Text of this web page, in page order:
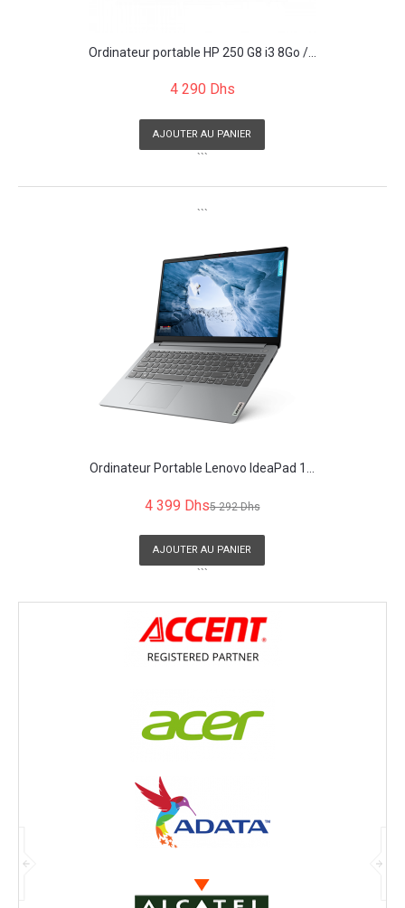
Ordinateur portable HP 250 G8 i3 8Go /...
4 290 Dhs
AJOUTER AU PANIER
```
```
Ordinateur Portable Lenovo IdeaPad 1...
4 399 Dhs5 292 Dhs
AJOUTER AU PANIER
```